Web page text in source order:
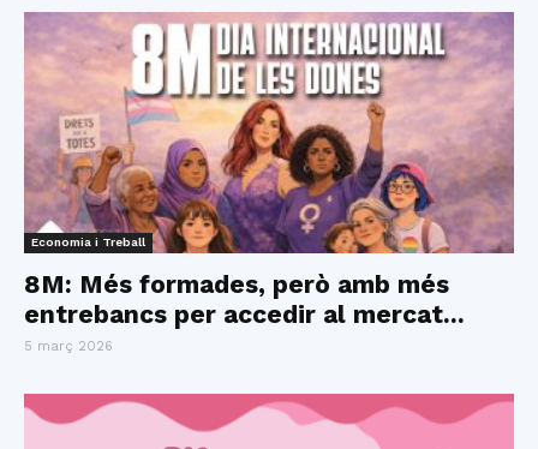
Economia i Treball
8M: Més formades, però amb més
entrebancs per accedir al mercat...
5 març 2026